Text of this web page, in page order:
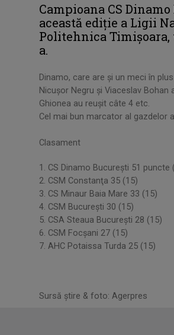
Campioana CS
această ediţie a Ligii
Politehnica
a.
Dinamo, care are şi un meci în
Nicuşor Negru şi Viaceslav
Ghionea au reuşit câte 4 etc.
Cel mai bun marcator al gazdelor
Clasament
1. CS Dinamo Bucureşti 51 puncte
2. CSM Constanţa 35 (15)
3. CS Minaur Baia Mare 33 (15)
4. CSM Bucureşti 30 (15)
5. CSA Steaua Bucureşti 28 (15)
6. CSM Focşani 27 (15)
7. AHC Potaissa Turda 25 (15)
Sursă știre & foto: Agerpres